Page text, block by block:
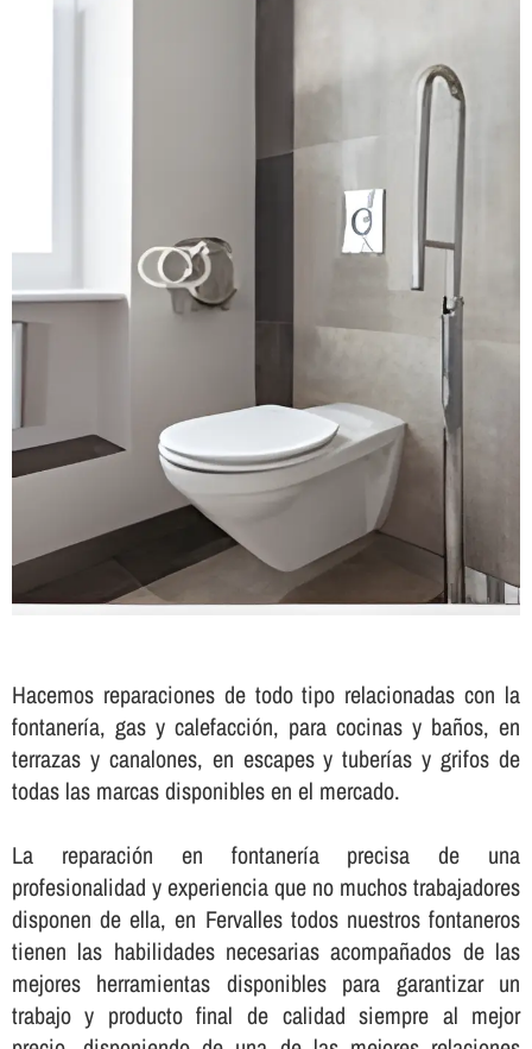
Hacemos reparaciones de todo tipo relacionadas con la
fontanerí­a, gas y calefacción, para cocinas y baños, en
terrazas y canalones, en escapes y tuberí­as y grifos de
todas las marcas disponibles en el mercado.
La reparación en fontanerí­a precisa de una
profesionalidad y experiencia que no muchos trabajadores
disponen de ella, en Fervalles todos nuestros fontaneros
tienen las habilidades necesarias acompañados de las
mejores herramientas disponibles para garantizar un
trabajo y producto final de calidad siempre al mejor